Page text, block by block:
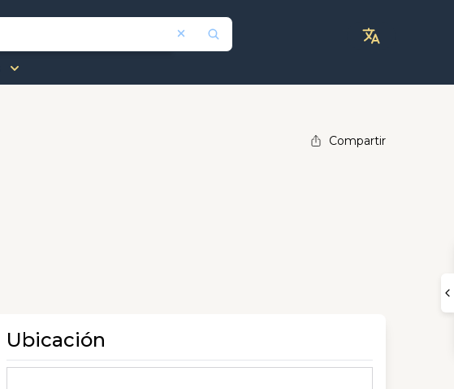
Compartir
Ubicación